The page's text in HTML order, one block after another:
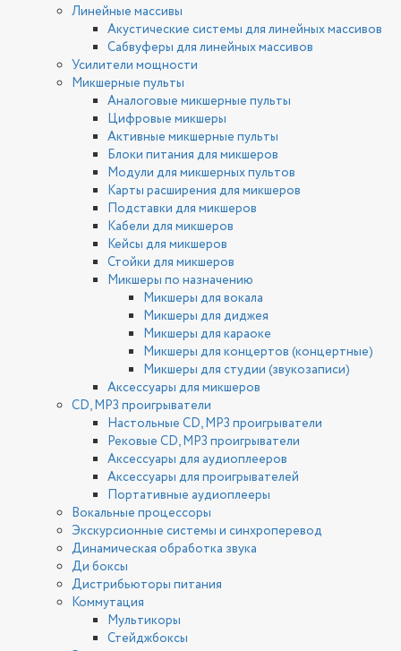
Линейные массивы
Акустические системы для линейных массивов
Сабвуферы для линейных массивов
Усилители мощности
Микшерные пульты
Аналоговые микшерные пульты
Цифровые микшеры
Активные микшерные пульты
Блоки питания для микшеров
Модули для микшерных пультов
Карты расширения для микшеров
Подставки для микшеров
Кабели для микшеров
Кейсы для микшеров
Стойки для микшеров
Микшеры по назначению
Микшеры для вокала
Микшеры для диджея
Микшеры для караоке
Микшеры для концертов (концертные)
Микшеры для студии (звукозаписи)
Аксессуары для микшеров
CD, MP3 проигрыватели
Настольные CD, MP3 проигрыватели
Рековые CD, MP3 проигрыватели
Аксессуары для аудиоплееров
Аксессуары для проигрывателей
Портативные аудиоплееры
Вокальные процессоры
Экскурсионные системы и синхроперевод
Динамическая обработка звука
Ди боксы
Дистрибьюторы питания
Коммутация
Мультикоры
Стейджбоксы